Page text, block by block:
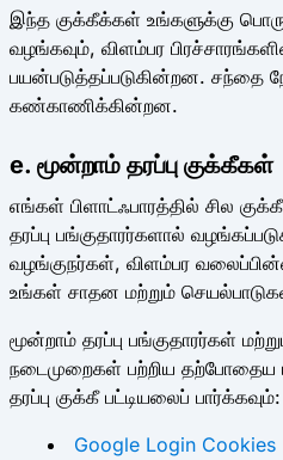
இந்த குக்கீக்கள் உங்களுக்கு
வழங்கவும், விளம்பர
பயன்படுத்தப்படுகின்றன.
கண்காணிக்கின்றன.
e. மூன்றாம் தரப்பு குக்கீகள்
எங்கள் பிளாட்ஃபாரத்தில் சில
தரப்பு பங்குதாரர்களால்
வழங்குநர்கள், விளம்பர
உங்கள் சாதன மற்றும்
மூன்றாம் தரப்பு பங்குதாரர்கள்
நடைமுறைகள் பற்றிய தற்போதைய
தரப்பு குக்கீ பட்டியலைப் பார்க்கவும்:
Google Login Cookies